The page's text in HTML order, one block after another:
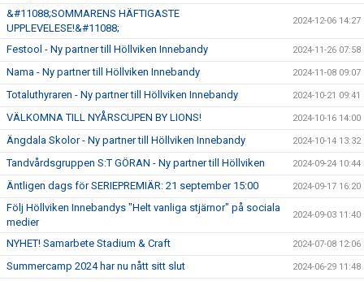
&#11088;SOMMARENS HÄFTIGASTE
UPPLEVELESE!&#11088;
2024-12-06 14:27
Festool - Ny partner till Höllviken Innebandy 2024-11-26 07:58
Nama - Ny partner till Höllviken Innebandy 2024-11-08 09:07
Totaluthyraren - Ny partner till Höllviken Innebandy 2024-10-21 09:41
VÄLKOMNA TILL NYÅRSCUPEN BY LIONS! 2024-10-16 14:00
Ängdala Skolor - Ny partner till Höllviken Innebandy 2024-10-14 13:32
Tandvårdsgruppen S:T GÖRAN - Ny partner till Höllviken 2024-09-24 10:44
Äntligen dags för SERIEPREMIÄR: 21 september 15:00 2024-09-17 16:20
Följ Höllviken Innebandys "Helt vanliga stjärnor" på sociala
medier
2024-09-03 11:40
NYHET! Samarbete Stadium & Craft 2024-07-08 12:06
Summercamp 2024 har nu nått sitt slut 2024-06-29 11:48